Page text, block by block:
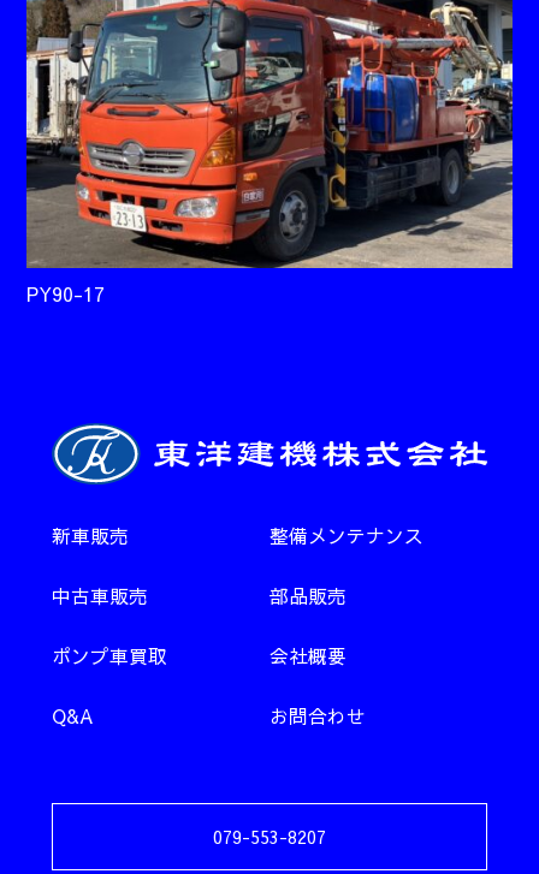
PY90-17
新車販売 整備メンテナンス
中古車販売 部品販売
ポンプ車買取 会社概要
Q&A お問合わせ
079-553-8207